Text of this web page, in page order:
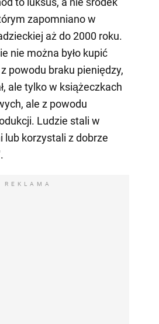
zapomniano w
aż do 2000 roku.
nie można było kupić
powodu braku pieniędzy,
ale tylko w książeczkach
ale z powodu
Ludzie stali w
lub korzystali z dobrze
REKLAMA